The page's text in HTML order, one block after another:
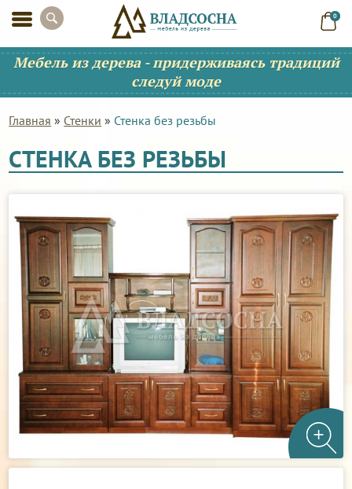
0
Мебель из дерева - придерживаясь традиций
следуй моде
Главная » Стенки » Стенка без резьбы
СТЕНКА БЕЗ РЕЗЬБЫ